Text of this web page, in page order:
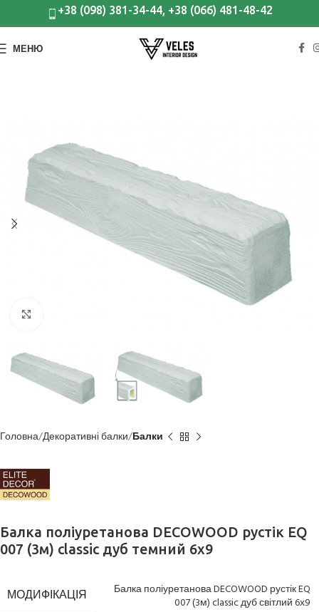
+38 (098) 381-34-44, +38 (066) 481-48-42
МЕНЮ
Головна Декоративні балки Балки
Балка поліуретанова DECOWOOD рустік EQ
007 (3м) classic дуб темний 6х9
МОДИФІКАЦІЯ
Балка поліуретанова DECOWOOD рустік EQ
007 (3м) classic дуб світлий 6х9